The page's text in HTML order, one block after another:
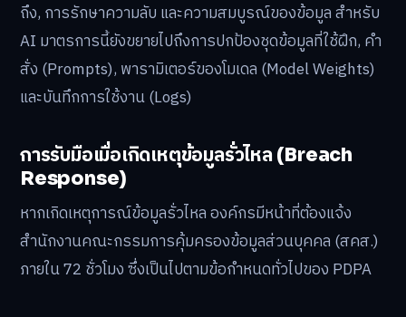
ถึง, การรักษาความลับ และความสมบูรณ์ของข้อมูล สำหรับ
AI มาตรการนี้ยังขยายไปถึงการปกป้องชุดข้อมูลที่ใช้ฝึก, คำ
สั่ง (Prompts), พารามิเตอร์ของโมเดล (Model Weights)
และบันทึกการใช้งาน (Logs)
การรับมือเมื่อเกิดเหตุข้อมูลรั่วไหล (Breach
Response)
หากเกิดเหตุการณ์ข้อมูลรั่วไหล องค์กรมีหน้าที่ต้องแจ้ง
สำนักงานคณะกรรมการคุ้มครองข้อมูลส่วนบุคคล (สคส.)
ภายใน 72 ชั่วโมง ซึ่งเป็นไปตามข้อกำหนดทั่วไปของ PDPA